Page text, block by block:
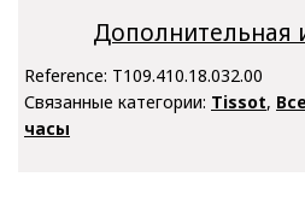
Дополнительная
Reference: T109.410.18.032.00
Связанные категории: Tissot,
часы